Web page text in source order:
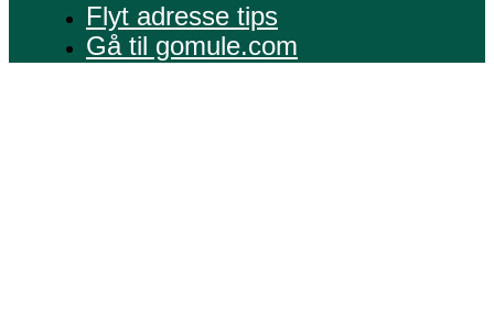
Flyt adresse tips
Gå til gomule.com